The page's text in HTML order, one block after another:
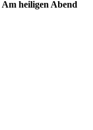
Am heiligen Abend